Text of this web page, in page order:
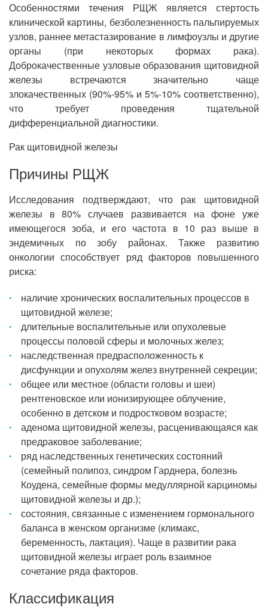
Особенностями течения РЩЖ является стертость
клинической картины, безболезненность пальпируемых
узлов, раннее метастазирование в лимфоузлы и другие
органы (при некоторых формах рака).
Доброкачественные узловые образования щитовидной
железы встречаются значительно чаще
злокачественных (90%-95% и 5%-10% соответственно),
что требует проведения тщательной
дифференциальной диагностики.
Рак щитовидной железы
Причины РЩЖ
Исследования подтверждают, что рак щитовидной
железы в 80% случаев развивается на фоне уже
имеющегося зоба, и его частота в 10 раз выше в
эндемичных по зобу районах. Также развитию
онкологии способствует ряд факторов повышенного
риска:
наличие хронических воспалительных процессов в
щитовидной железе;
длительные воспалительные или опухолевые
процессы половой сферы и молочных желез;
наследственная предрасположенность к
дисфункции и опухолям желез внутренней секреции;
общее или местное (области головы и шеи)
рентгеновское или ионизирующее облучение,
особенно в детском и подростковом возрасте;
аденома щитовидной железы, расценивающаяся как
предраковое заболевание;
ряд наследственных генетических состояний
(семейный полипоз, синдром Гарднера, болезнь
Коудена, семейные формы медуллярной карциномы
щитовидной железы и др.);
состояния, связанные с изменением гормонального
баланса в женском организме (климакс,
беременность, лактация). Чаще в развитии рака
щитовидной железы играет роль взаимное
сочетание ряда факторов.
Классификация